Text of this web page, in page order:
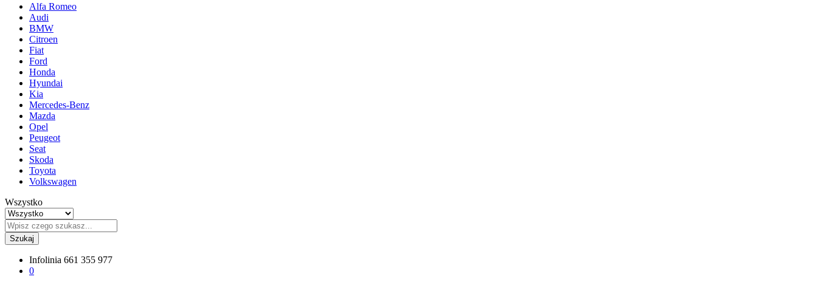
Alfa Romeo
Audi
BMW
Citroen
Fiat
Ford
Honda
Hyundai
Kia
Mercedes-Benz
Mazda
Opel
Peugeot
Seat
Skoda
Toyota
Volkswagen
Wszystko
Szukaj
Infolinia 661 355 977
0